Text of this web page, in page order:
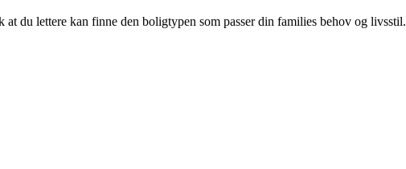
du lettere kan finne den boligtypen som passer din families behov og livsstil.